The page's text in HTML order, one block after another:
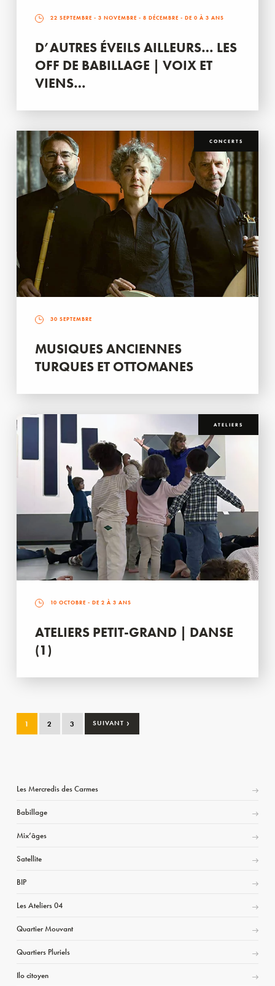
22 SEPTEMBRE - 3 NOVEMBRE - 8 DÉCEMBRE - DE 0 À 3 ANS
D’AUTRES ÉVEILS AILLEURS… LES
OFF DE BABILLAGE | VOIX ET
VIENS…
CONCERTS
30 SEPTEMBRE
MUSIQUES ANCIENNES
TURQUES ET OTTOMANES
ATELIERS
10 OCTOBRE - DE 2 À 3 ANS
ATELIERS PETIT-GRAND | DANSE
(1)
1 2 3 SUIVANT ›
Les Mercredis des Carmes
Babillage
Mix’âges
Satellite
BIP
Les Ateliers 04
Quartier Mouvant
Quartiers Pluriels
Ilo citoyen